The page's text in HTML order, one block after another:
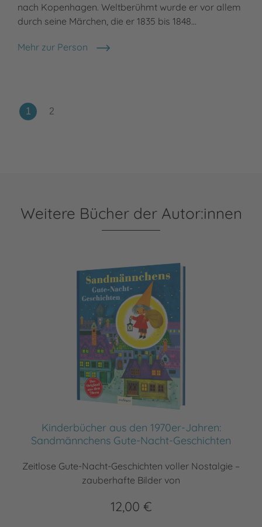
nach Kopenhagen. Weltberühmt wurde er vor allem
durch seine Märchen, die er 1835 bis 1848…
Mehr zur Person
Hans Christian Andersen
Weitere Bücher der Autor:innen
Kinderbücher aus den 1970er-Jahren:
Sandmännchens Gute-Nacht-Geschichten
Zeitlose Gute-Nacht-Geschichten voller Nostalgie –
zauberhafte Bilder von
12,00 €